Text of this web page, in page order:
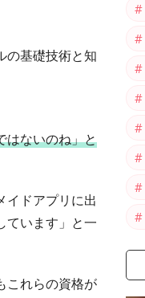
の基礎技術と知
はないのね」と
イドアプリに出
ています」と一
これらの資格が